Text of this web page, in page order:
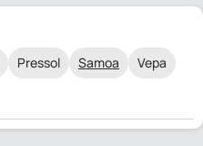
Pressol Samoa
Vepa